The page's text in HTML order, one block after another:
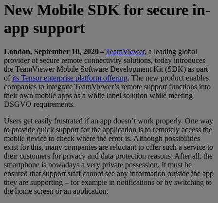
New Mobile SDK for secure in-
app support
London, September 10, 2020–TeamViewer, a leading global
provider of secure remote connectivity solutions, today introduces
the TeamViewer Mobile Software Development Kit (SDK) as part
of its Tensor enterprise platform offering. The new product enables
companies to integrate TeamViewer’s remote support functions into
their own mobile apps as a white label solution while meeting
DSGVO requirements.
Users get easily frustrated if an app doesn’t work properly. One way
to provide quick support for the application is to remotely access the
mobile device to check where the error is. Although possibilities
exist for this, many companies are reluctant to offer such a service to
their customers for privacy and data protection reasons. After all, the
smartphone is nowadays a very private possession. It must be
ensured that support staff cannot see any information outside the app
they are supporting – for example in notifications or by switching to
the home screen or an application.